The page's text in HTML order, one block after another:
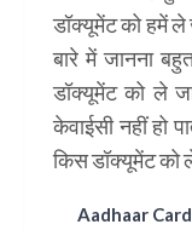
डॉक्यूमेंट को हमें ले
बारे में जानना
डॉक्यूमेंट को ले
केवाईसी नहीं हो
किस डॉक्यूमेंट को
Aadhaar Card